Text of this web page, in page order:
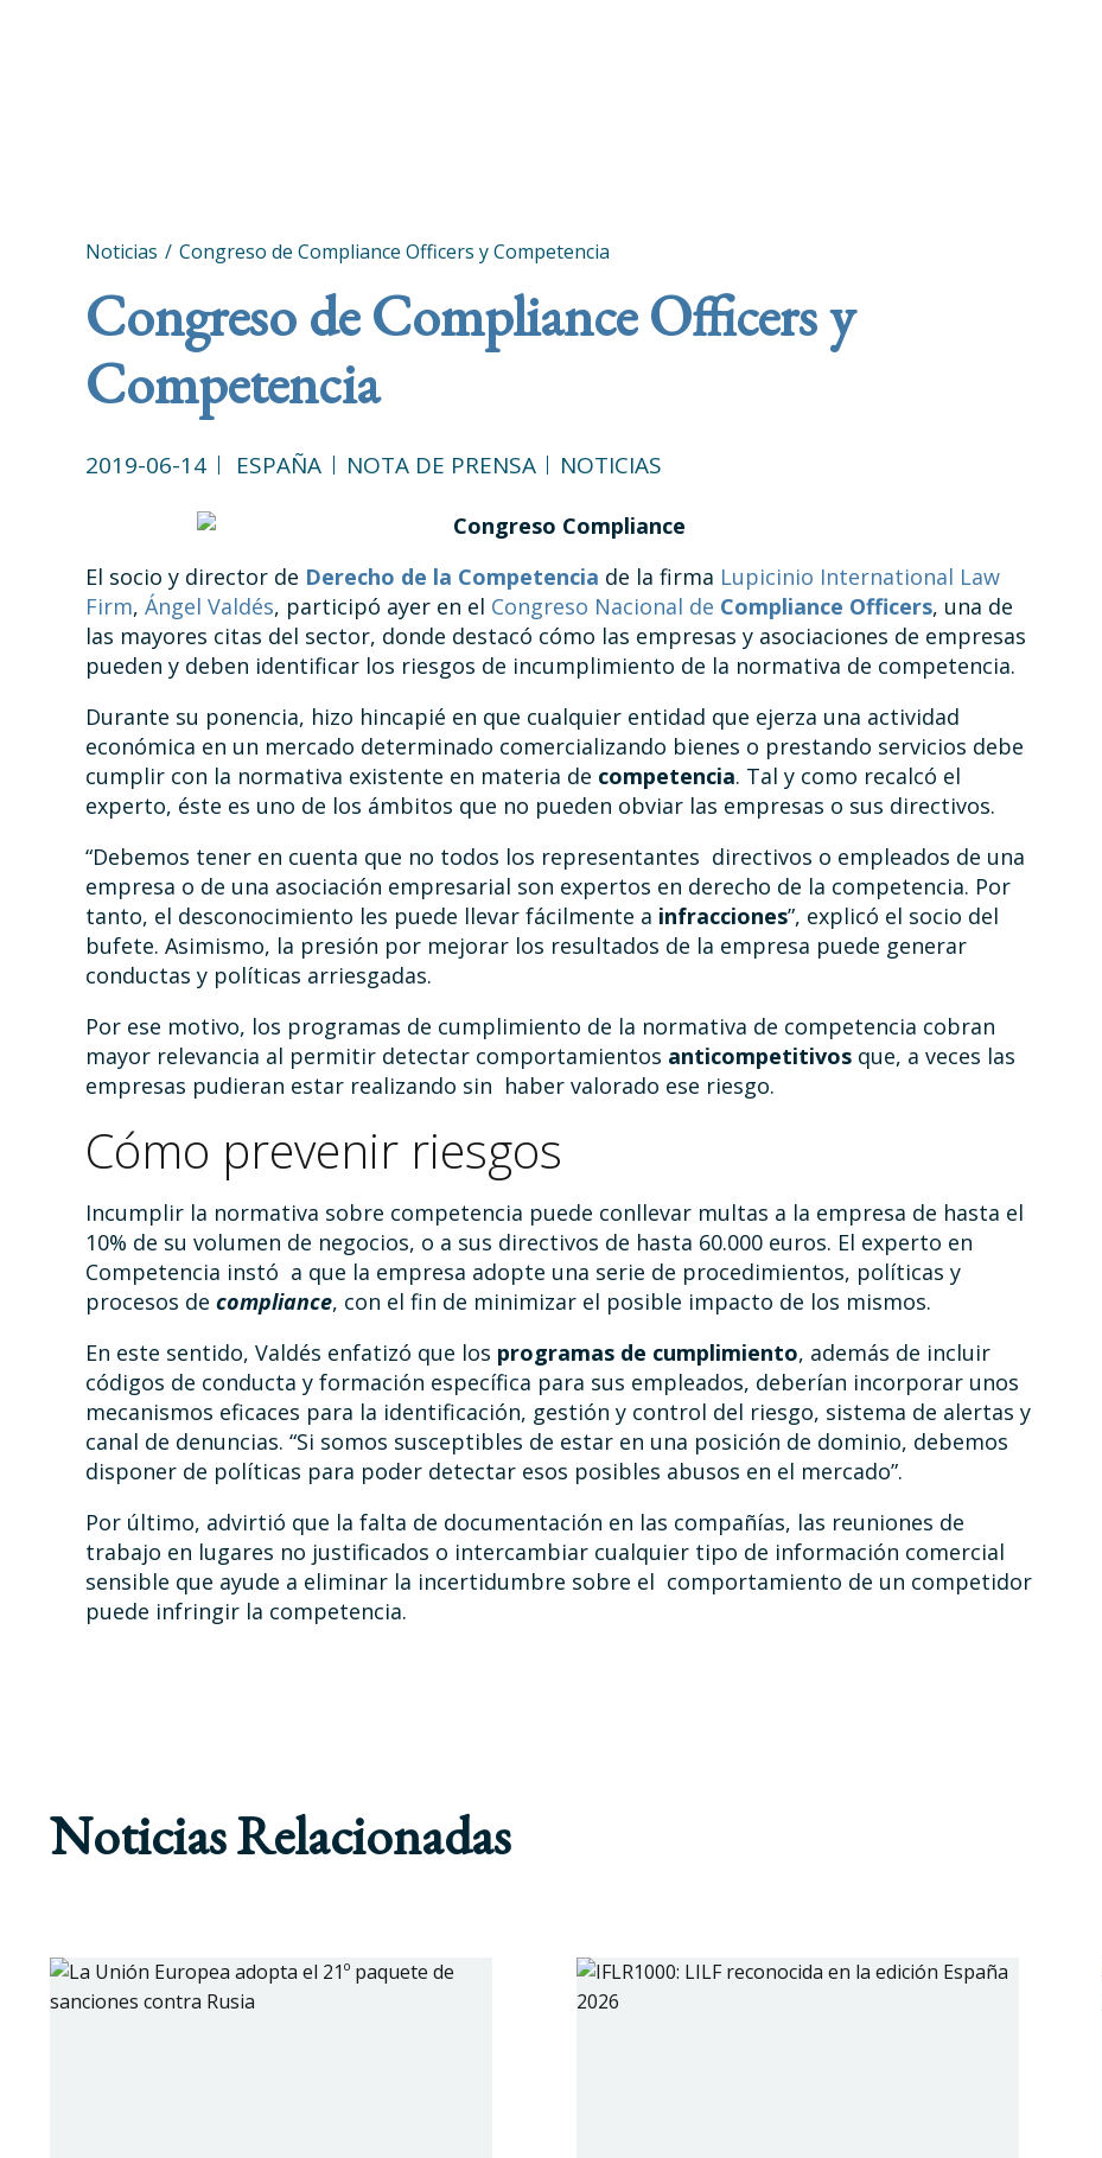
Noticias Congreso de Compliance Officers y Competencia
Congreso de Compliance Officers y
Competencia
2019-06-14 ESPAÑA NOTA DE PRENSA NOTICIAS
El socio y director de Derecho de la Competencia de la firma Lupicinio International Law
Firm, Ángel Valdés, participó ayer en el Congreso Nacional de Compliance Officers, una de
las mayores citas del sector, donde destacó cómo las empresas y asociaciones de empresas
pueden y deben identificar los riesgos de incumplimiento de la normativa de competencia.
Durante su ponencia, hizo hincapié en que cualquier entidad que ejerza una actividad
económica en un mercado determinado comercializando bienes o prestando servicios debe
cumplir con la normativa existente en materia de competencia. Tal y como recalcó el
experto, éste es uno de los ámbitos que no pueden obviar las empresas o sus directivos.
“Debemos tener en cuenta que no todos los representantes directivos o empleados de una
empresa o de una asociación empresarial son expertos en derecho de la competencia. Por
tanto, el desconocimiento les puede llevar fácilmente a infracciones”, explicó el socio del
bufete. Asimismo, la presión por mejorar los resultados de la empresa puede generar
conductas y políticas arriesgadas.
Por ese motivo, los programas de cumplimiento de la normativa de competencia cobran
mayor relevancia al permitir detectar comportamientos anticompetitivos que, a veces las
empresas pudieran estar realizando sin haber valorado ese riesgo.
Cómo prevenir riesgos
Incumplir la normativa sobre competencia puede conllevar multas a la empresa de hasta el
10% de su volumen de negocios, o a sus directivos de hasta 60.000 euros. El experto en
Competencia instó a que la empresa adopte una serie de procedimientos, políticas y
procesos de compliance, con el fin de minimizar el posible impacto de los mismos.
En este sentido, Valdés enfatizó que los programas de cumplimiento, además de incluir
códigos de conducta y formación específica para sus empleados, deberían incorporar unos
mecanismos eficaces para la identificación, gestión y control del riesgo, sistema de alertas y
canal de denuncias. “Si somos susceptibles de estar en una posición de dominio, debemos
disponer de políticas para poder detectar esos posibles abusos en el mercado”.
Por último, advirtió que la falta de documentación en las compañías, las reuniones de
trabajo en lugares no justificados o intercambiar cualquier tipo de información comercial
sensible que ayude a eliminar la incertidumbre sobre el comportamiento de un competidor
puede infringir la competencia.
Noticias Relacionadas